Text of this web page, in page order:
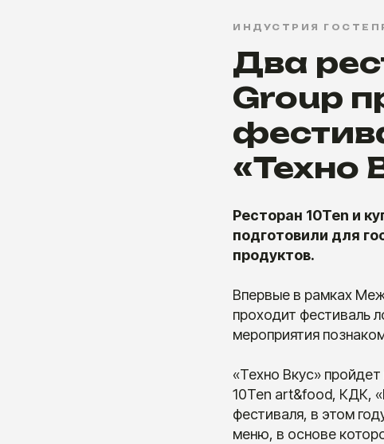
ИНДУСТРИЯ
Два
Group
«Техно
Ресторан 10Ten и
подготовили для
продуктов.
Впервые в рамках
проходит фестиваль
мероприятия
«Техно Вкус»
10Ten art&food, КДК,
фестиваля, в этом
меню, в основе